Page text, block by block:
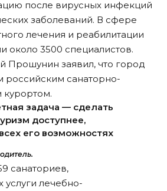
после вирусных инфекций
заболеваний. В сфере
лечения и реабилитации
около 3500 специалистов.
Прошунин заявил, что город
российским санаторно-
курортом.
задача — сделать
доступнее,
его возможностях
санаториев,
лечебно-